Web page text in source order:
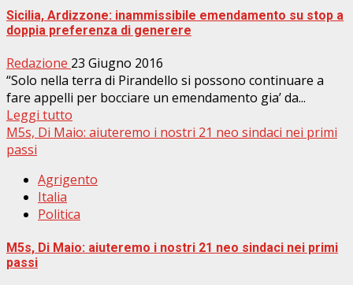
Sicilia, Ardizzone: inammissibile emendamento su stop a
doppia preferenza di generere
Redazione 23 Giugno 2016
“Solo nella terra di Pirandello si possono continuare a
fare appelli per bocciare un emendamento gia’ da...
Leggi tutto
M5s, Di Maio: aiuteremo i nostri 21 neo sindaci nei primi
passi
Agrigento
Italia
Politica
M5s, Di Maio: aiuteremo i nostri 21 neo sindaci nei primi
passi